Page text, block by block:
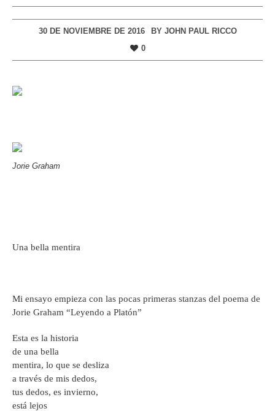
30 DE NOVIEMBRE DE 2016 BY JOHN PAUL RICCO
0
Jorie Graham
Una bella mentira
Mi ensayo empieza con las pocas primeras stanzas del poema de
Jorie Graham “Leyendo a Platón”
Esta es la historia
de una bella
mentira, lo que se desliza
a través de mis dedos,
tus dedos, es invierno,
está lejos